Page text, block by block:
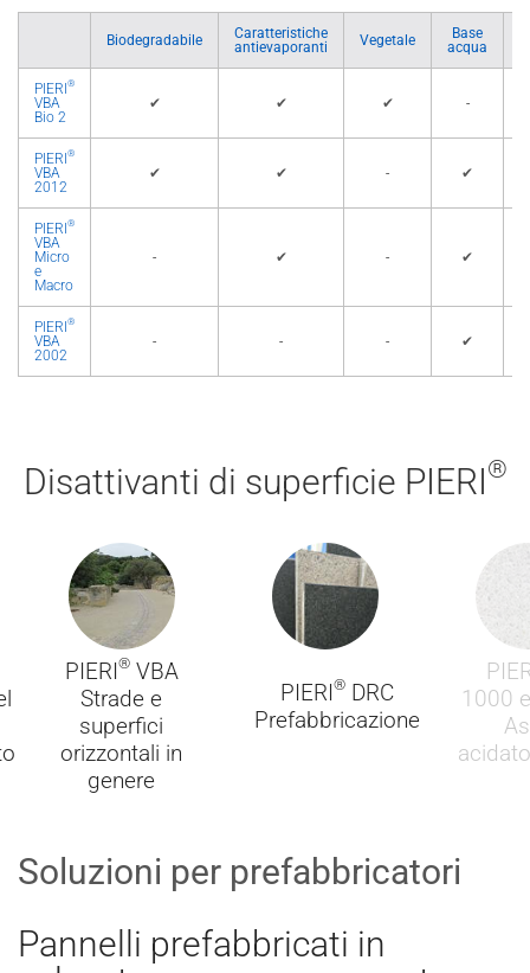
Biodegradabile
Caratteristiche
antievaporanti
Vegetale
Base
acqua
PIERI ®
VBA
Bio 2
✔ ✔ ✔ -
PIERI ®
VBA
2012
✔ ✔ - ✔
PIERI ®
VBA
Micro
e
Macro
- ✔ - ✔
PIERI ®
VBA
2002
- - - ✔
Disattivanti di superficie PIERI®
PIERI®VBA
Strade e
superfici
orizzontali in
genere
PIERI®DRC
Prefabbricazione
1000
Soluzioni per prefabbricatori
Pannelli prefabbricati in